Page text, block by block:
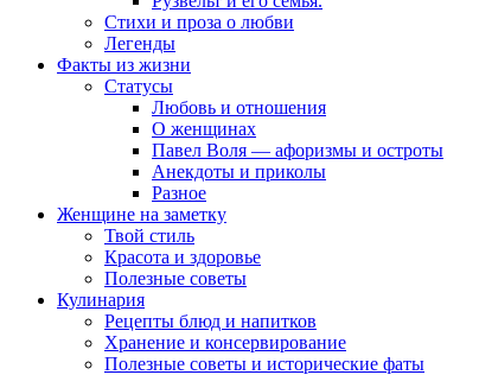
Стихи и проза о любви
Легенды
Факты из жизни
Статусы
Любовь и отношения
О женщинах
Павел Воля — афоризмы и остроты
Анекдоты и приколы
Разное
Женщине на заметку
Твой стиль
Красота и здоровье
Полезные советы
Кулинария
Рецепты блюд и напитков
Хранение и консервирование
Полезные советы и исторические фаты